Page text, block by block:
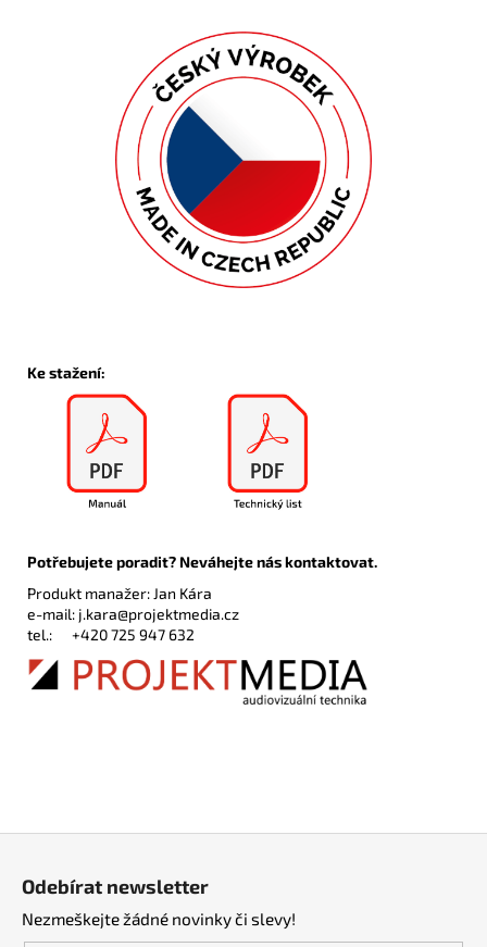
Ke stažení:
Potřebujete poradit? Neváhejte nás kontaktovat.
Produkt manažer: Jan Kára
e-mail: j.kara@projektmedia.cz
tel.: +420 725 947 632
Odebírat newsletter
Nezmeškejte žádné novinky či slevy!